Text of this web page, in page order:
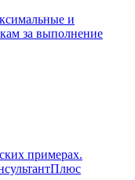
и
за выполнение
примерах.